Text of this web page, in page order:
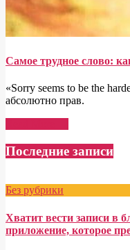
Самое трудное слово:
«Sorry seems to be the
абсолютно прав.
Последние записи
Без рубрики
Хватит вести записи в
приложение, которое